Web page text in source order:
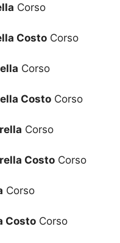
Corso
Costo Corso
Corso
Costo Corso
Corso
Costo Corso
Corso
Costo Corso